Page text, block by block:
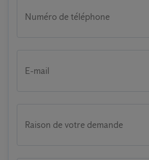
Numéro de téléphone
E-mail
Raison de votre demande